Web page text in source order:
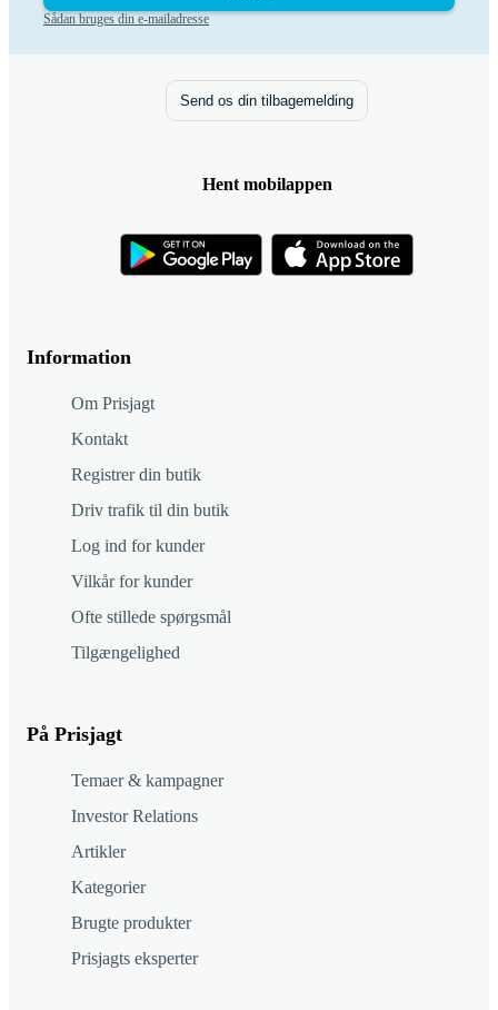
Sådan bruges din e-mailadresse
Information
Om Prisjagt
Kontakt
Registrer din butik
Driv trafik til din butik
Log ind for kunder
Vilkår for kunder
Ofte stillede spørgsmål
Tilgængelighed
På Prisjagt
Temaer & kampagner
Investor Relations
Artikler
Kategorier
Brugte produkter
Prisjagts eksperter
Send os din tilbagemelding
Hent mobilappen